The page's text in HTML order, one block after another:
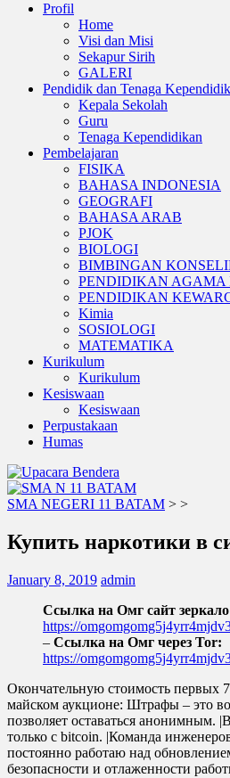
Profil
Home
Visi dan Misi
Sekapur Sirih
GALERI
Pendidik dan Tenaga
Kepala Sekolah
Guru
Tenaga Kependidikan
Pembelajaran
FISIKA
BAHASA INDONESIA
GEOGRAFI
BAHASA ARAB
PJOK
BIOLOGI
BIMBINGAN
PENDIDIKAN AGAMA
PENDIDIKAN
Kimia
SOSIOLOGI
MATEMATIKA
Kurikulum
Kurikulum
Kesiswaan
Kesiswaan
Perpustakaan
Humas
SMA NEGERI 11 BATAM > >
Купить наркотики в
January 8, 2019 admin
Ссылка на Омг сайт зеркало
https://
– Ссылка на Омг через Tor:
https://
Окончательную стоимость первых
майском аукционе: Штрафы – это
позволяет оставаться анонимным.
только с bitcoin. |Команда
постоянно работаю над
безопасности и отлаженности